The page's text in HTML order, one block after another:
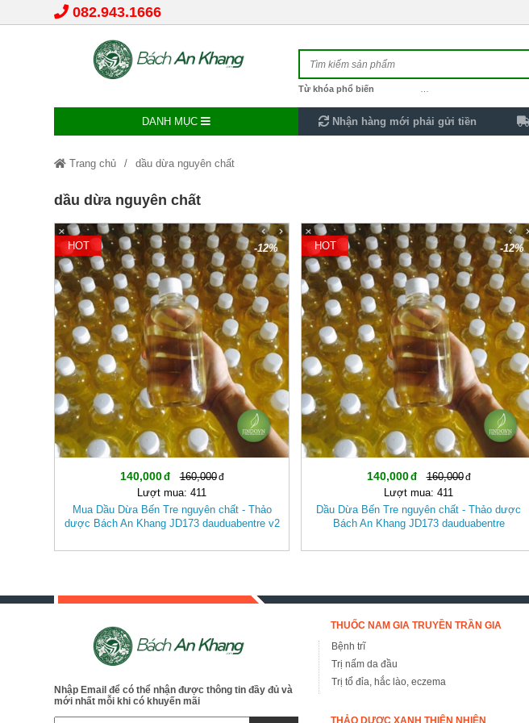
082.943.1666
Từ khóa phổ biến
DANH MỤC Nhận hàng mới phải gửi tiền
Trang chủ dầu dừa nguyên chất
dầu dừa nguyên chất
-12%
HOT
140,000
160,000
Lượt mua: 411
Mua Dầu Dừa Bến Tre nguyên chất - Thảo
dược Bách An Khang JD173 dauduabentre v2
-12%
HOT
140,000
160,000
Lượt mua: 411
Dầu Dừa Bến Tre nguyên chất - Thảo dược
Bách An Khang JD173 dauduabentre
Nhập Email để có thể nhận được thông tin đầy đủ và
mới nhất mỗi khi có khuyến mãi
THUỐC NAM GIA TRUYỀN TRẦN GIA
Bệnh trĩ
Trị nấm da đầu
Trị tổ đỉa, hắc lào, eczema
THẢO DƯỢC XANH THIÊN NHIÊN